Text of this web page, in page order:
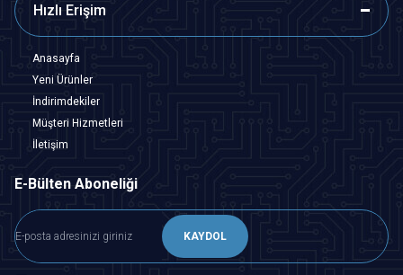
Hızlı Erişim
Anasayfa
Yeni Ürünler
İndirimdekiler
Müşteri Hizmetleri
İletişim
E-Bülten Aboneliği
KAYDOL